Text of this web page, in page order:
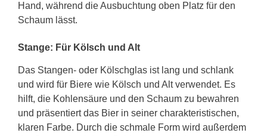
Hand, während die Ausbuchtung oben Platz für den
Schaum lässt.
Stange: Für Kölsch und Alt
Das Stangen- oder Kölschglas ist lang und schlank
und wird für Biere wie Kölsch und Alt verwendet. Es
hilft, die Kohlensäure und den Schaum zu bewahren
und präsentiert das Bier in seiner charakteristischen,
klaren Farbe. Durch die schmale Form wird außerdem